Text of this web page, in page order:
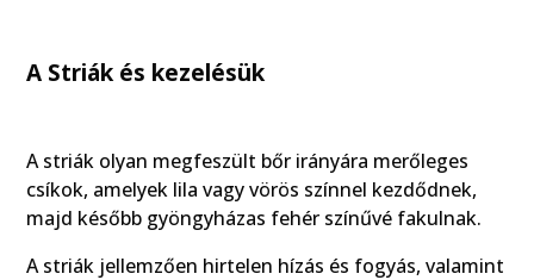
A Striák és kezelésük
A striák olyan megfeszült bőr irányára merőleges
csíkok, amelyek lila vagy vörös színnel kezdődnek,
majd később gyöngyházas fehér színűvé fakulnak.
A striák jellemzően hirtelen hízás és fogyás, valamint